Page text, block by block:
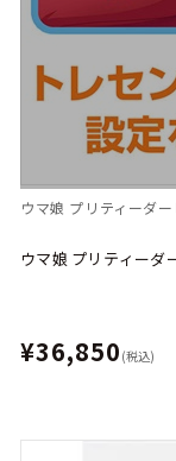
ウマ娘 プリティーダー
ウマ娘 プリティーダ
¥36,850 (税込)